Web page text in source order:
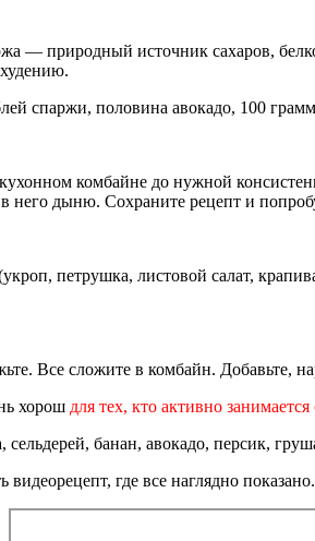
— природный источник сахаров,
спаржи, половина авокадо, 100
комбайне до нужной
него дыню. Сохраните рецепт и
петрушка, листовой салат,
Все сложите в комбайн. Добавьте,
хорош для тех, кто активно
сельдерей, банан, авокадо, персик,
где все наглядно